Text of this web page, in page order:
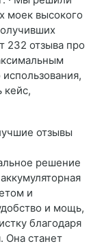
моек высокого
232 отзыва про
кейс,
решение
и
и мощь,
благодаря
Она станет